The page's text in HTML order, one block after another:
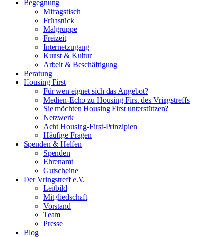
Begegnung
Mittagstisch
Frühstück
Malgruppe
Freizeit
Internetzugang
Kunst & Kultur
Arbeit & Beschäftigung
Beratung
Housing First
Für wen eignet sich das Angebot?
Medien-Echo zu Housing First des Vringstreffs
Sie möchten Housing First unterstützen?
Netzwerk
Acht Housing-First-Prinzipien
Häufige Fragen
Spenden & Helfen
Spenden
Ehrenamt
Gutscheine
Der Vringstreff e.V.
Leitbild
Mitgliedschaft
Vorstand
Team
Presse
Blog